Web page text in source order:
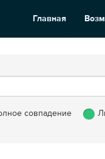
Главная
совпадение